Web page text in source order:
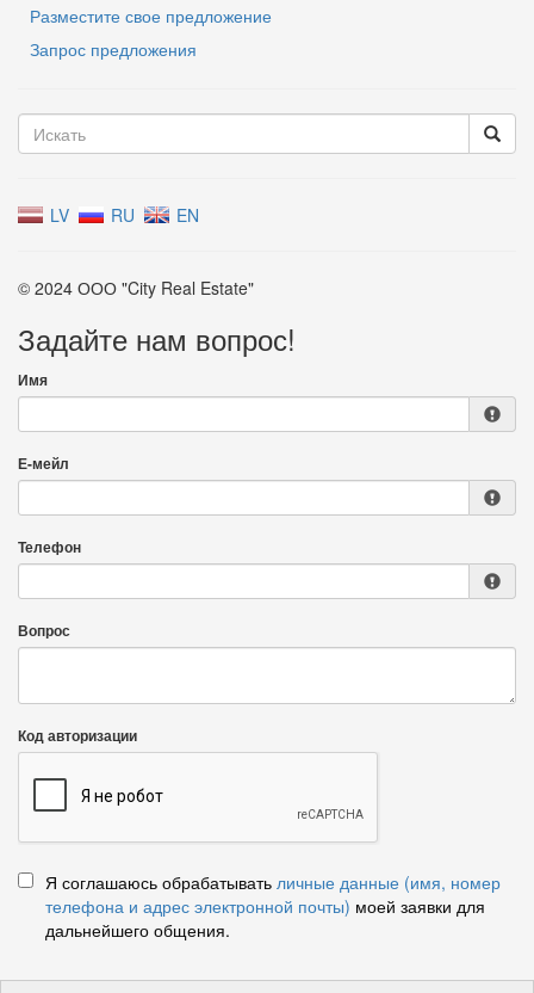
Разместите свое предложение
Запрос предложения
LV RU EN
© 2024 ООО "City Real Estate"
Задайте нам вопрос!
Имя
Е-мейл
Телефон
Вопрос
Код авторизации
Я соглашаюсь обрабатывать личные данные (имя, номер
телефона и адрес электронной почты) моей заявки для
дальнейшего общения.